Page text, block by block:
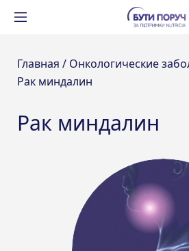
Главная / Онкологические
Рак миндалин
Рак миндалин